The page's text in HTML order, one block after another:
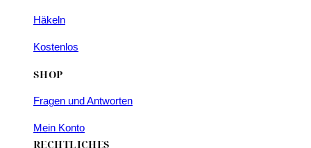
Häkeln
Kostenlos
SHOP
Fragen und Antworten
Mein Konto
RECHTLICHES